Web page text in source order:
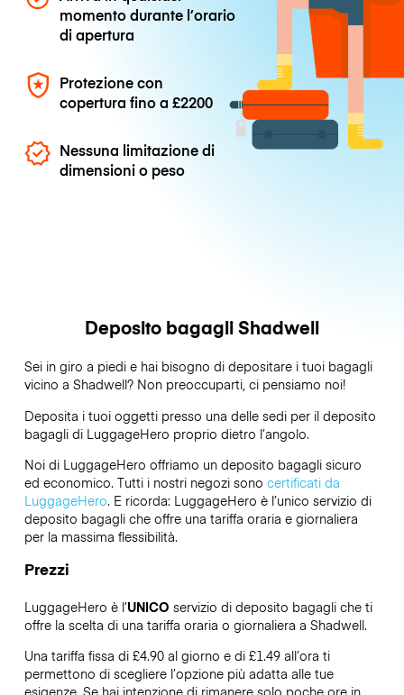
momento durante l’orario
di apertura
Protezione con
copertura fino a£2200
Nessuna limitazione di
dimensioni o peso
Deposito bagagli Shadwell
Sei in giro a piedi e hai bisogno di depositare i tuoi bagagli
vicino a Shadwell? Non preoccuparti, ci pensiamo noi!
Deposita i tuoi oggetti presso una delle sedi per il deposito
bagagli di LuggageHero proprio dietro l’angolo.
Noi di LuggageHero offriamo un deposito bagagli sicuro
ed economico. Tutti i nostri negozi sono certificati da
LuggageHero. E ricorda: LuggageHero è l’unico servizio di
deposito bagagli che offre una tariffa oraria e giornaliera
per la massima flessibilità.
Prezzi
LuggageHero è l’UNICO servizio di deposito bagagli che ti
offre la scelta di una tariffa oraria o giornaliera a Shadwell.
Una tariffa fissa di £4.90 al giorno e di £1.49 all’ora ti
permettono di scegliere l’opzione più adatta alle tue